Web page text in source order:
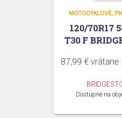
MOTOCYKLOVÉ
120/70R17
T30 F
87,99 €vrátane
Dostupné na